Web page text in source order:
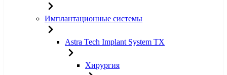
Имплантационные системы
Astra Tech Implant System TX
Хирургия